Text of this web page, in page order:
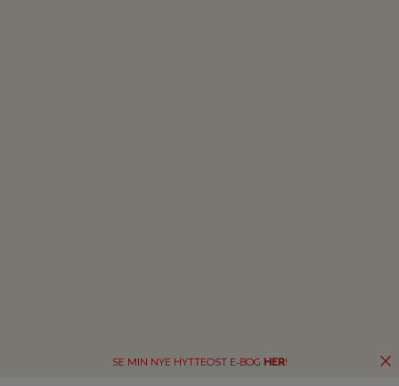
SE MIN NYE HYTTEOST E-BOG HER!